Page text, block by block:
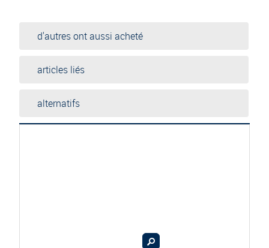
d'autres ont aussi acheté
articles liés
alternatifs